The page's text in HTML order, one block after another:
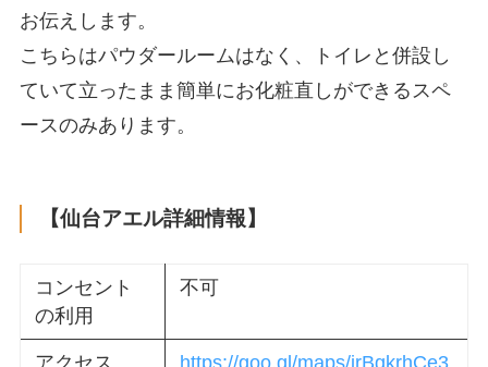
お伝えします。
こちらはパウダールームはなく、トイレと併設し
ていて立ったまま簡単にお化粧直しができるスペ
ースのみあります。
【仙台アエル詳細情報】
コンセント
の利用
不可